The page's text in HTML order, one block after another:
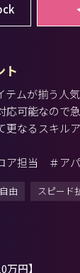
ト
テムが揃う人
応可能なので
更なるスキル
ア担当 ＃ア
由 スピード
万円】